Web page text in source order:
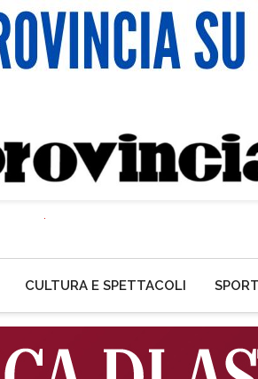
CULTURA E SPETTACOLI SPORT